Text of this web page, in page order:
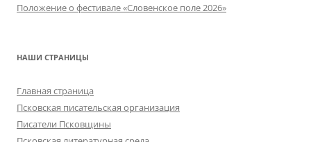
Положение о фестивале «Словенское поле 2026»
НАШИ СТРАНИЦЫ
Главная страница
Псковская писательская организация
Писатели Псковщины